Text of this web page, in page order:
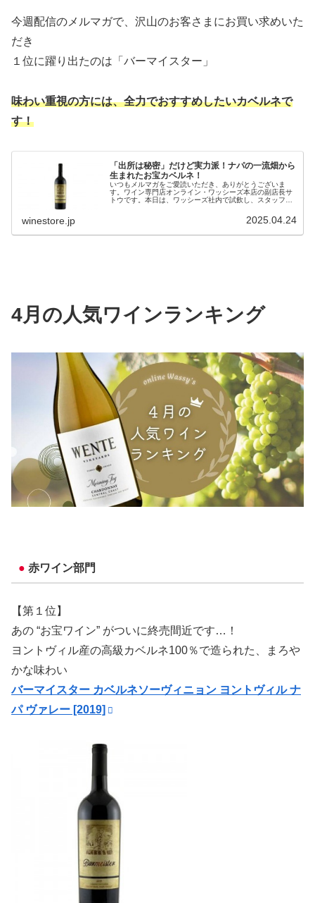
今週配信のメルマガで、沢山のお客さまにお買い求めいた
だき
１位に躍り出たのは「バーマイスター」
味わい重視の方には、全力でおすすめしたいカベルネで
す！
「出所は秘密」だけど実力派！ナパの一流畑から
生まれたお宝カベルネ！
いつもメルマガをご愛読いただき、ありがとうございま
す。ワイン専門店オンライン・ワッシーズ本店の副店長サ
トウです。本日は、ワッシーズ社内で試飲し、スタッフか
winestore.jp 2025.04.24
4月の人気ワインランキング
● 赤ワイン部門
【第１位】
あの “お宝ワイン” がついに終売間近です…！
ヨントヴィル産の高級カベルネ100％で造られた、まろや
かな味わい
バーマイスター カベルネソーヴィニョン ヨントヴィル ナ
パ ヴァレー [2019]